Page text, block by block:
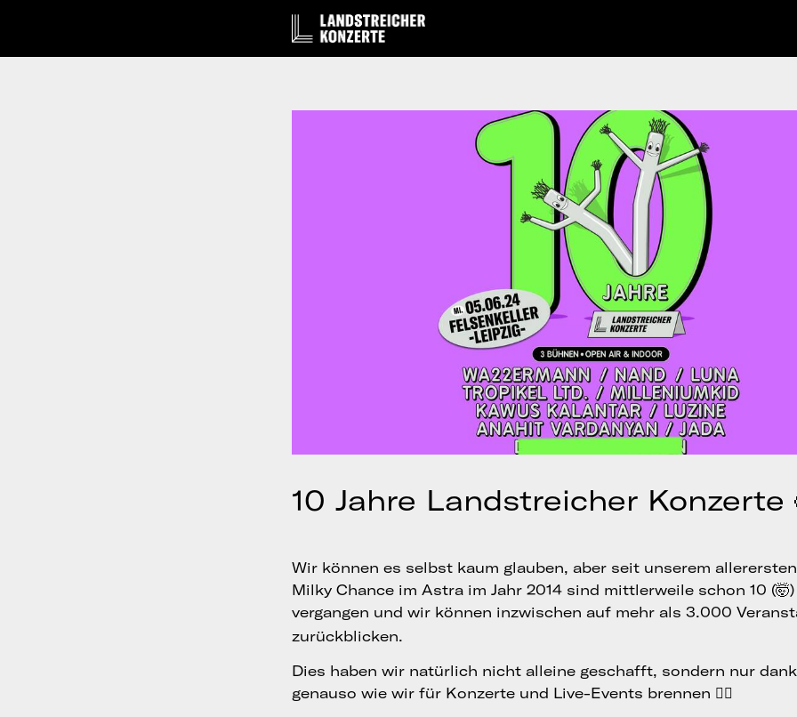
10 Jahre Landstreicher Konzerte
Wir können es selbst kaum glauben, aber seit unserem
Milky Chance im Astra im Jahr 2014 sind mittlerweile schon 10 (🤯)
vergangen und wir können inzwischen auf mehr als 3.000
zurückblicken.
Dies haben wir natürlich nicht alleine geschafft, sondern nur
genauso wie wir für Konzerte und Live-Events brennen ❤️‍🔥